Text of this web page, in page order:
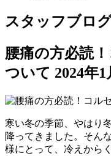
スタッフブロ
腰痛の方必読
ついて 2024年1
寒い冬の季節、やはり
降ってきました。そん
様にとって、冷えから